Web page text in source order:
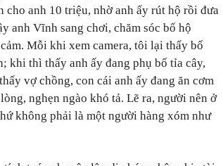
anh 10 triệu, nhờ anh ấy rút hộ rồi đưa
anh Vĩnh sang chơi, chăm sóc bố hộ
Mỗi khi xem camera, tôi lại thấy bố
khi thì thấy anh ấy đang phụ bố tỉa cây,
vợ chồng, con cái anh ấy đang ăn cơm
nghẹn ngào khó tả. Lẽ ra, người nên ở
không phải là một người hàng xóm như